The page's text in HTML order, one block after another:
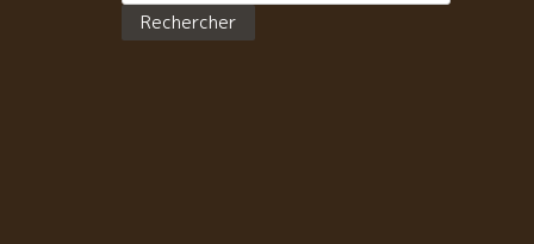
る。有馬氏や竹之内氏が声をかけると１０名前後はすぐ
に集まってくれる。 楽しいひと時の一つにブラインドテ